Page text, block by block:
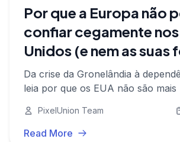
Por que a Europa não
confiar cegamente
Unidos (e nem as suas
Da crise da Gronelândia à
leia por que os EUA não são
autonomia digital europeia.
PixelUnion Team
Read More